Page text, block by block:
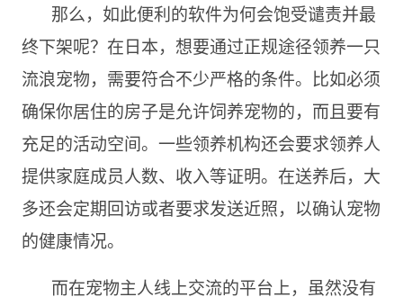
那么，如此便利的软件为何会饱受谴责并最
终下架呢？在日本，想要通过正规途径领养一只
流浪宠物，需要符合不少严格的条件。比如必须
确保你居住的房子是允许饲养宠物的，而且要有
充足的活动空间。一些领养机构还会要求领养人
提供家庭成员人数、收入等证明。在送养后，大
多还会定期回访或者要求发送近照，以确认宠物
的健康情况。
而在宠物主人线上交流的平台上，虽然没有